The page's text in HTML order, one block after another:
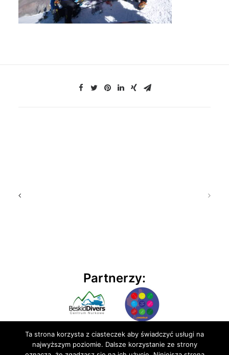
Partnerzy:
Ta strona korzysta z ciasteczek aby świadczyć usługi na
najwyższym poziomie. Dalsze korzystanie ze strony